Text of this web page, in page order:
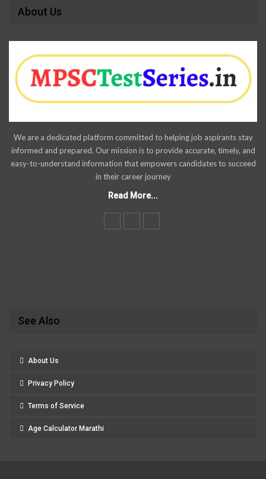
About Us
We are a dedicated platform committed to helping job aspirants stay
informed and prepared. Our mission is to provide accurate, timely, and
easy-to-understand information that empowers candidates to succeed
in their career journey
Read More...
See Also
About Us
Privacy Policy
Terms of Service
Age Calculator Marathi